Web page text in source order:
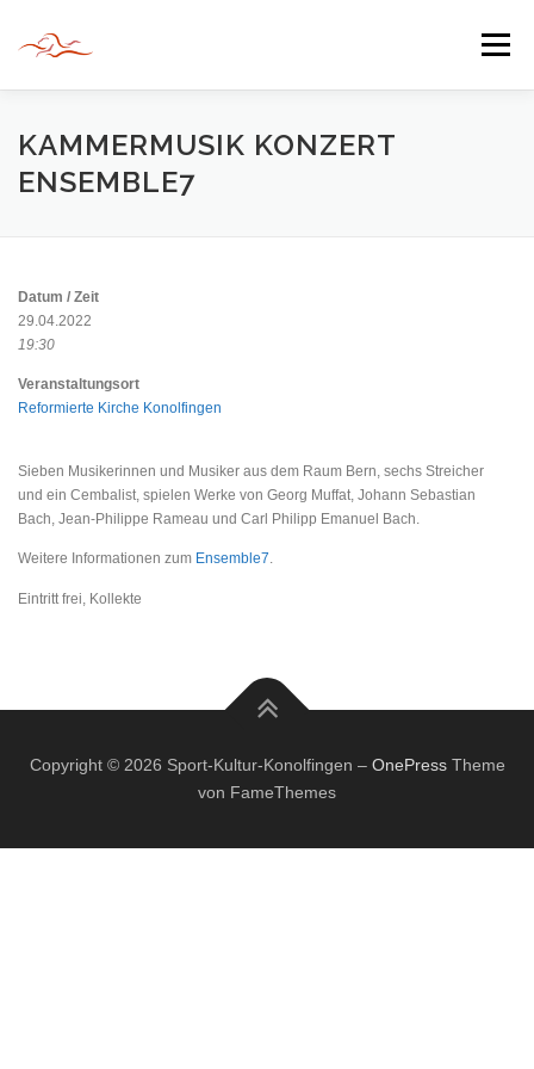
springen
Menü
HERZLICH WILLKOMMEN
INFORMATIONEN
KAMMERMUSIK KONZERT
ENSEMBLE7
Datum / Zeit
29.04.2022
19:30
Veranstaltungsort
Reformierte Kirche Konolfingen
Sieben Musikerinnen und Musiker aus dem Raum Bern, sechs Streicher
und ein Cembalist, spielen Werke von Georg Muffat, Johann Sebastian
Bach, Jean-Philippe Rameau und Carl Philipp Emanuel Bach.
Weitere Informationen zum Ensemble7.
Eintritt frei, Kollekte
Copyright © 2026 Sport-Kultur-Konolfingen – OnePressTheme
von FameThemes